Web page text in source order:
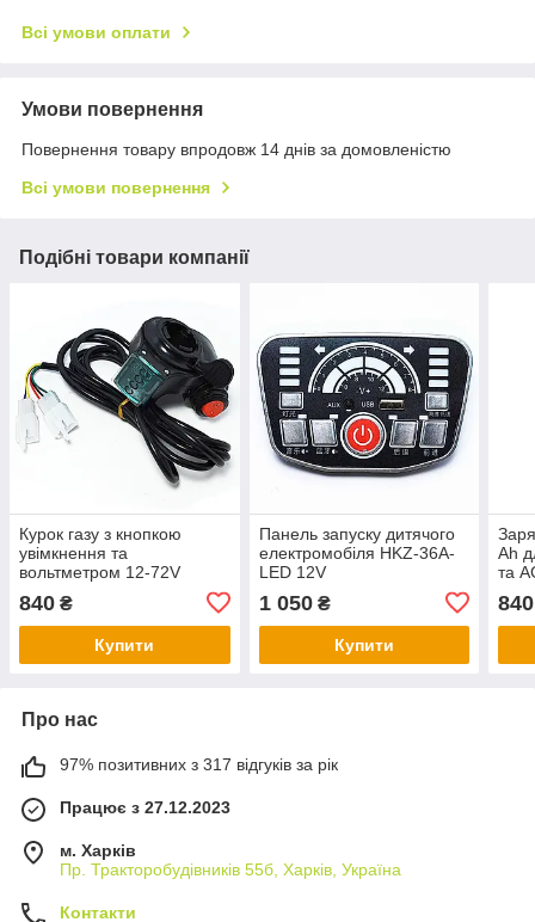
Всі умови оплати
Умови повернення
Повернення товару впродовж 14 днів за домовленістю
Всі умови повернення
Подібні товари компанії
Курок газу з кнопкою
увімкнення та
вольтметром 12-72V
840 ₴
Купити
Панель запуску дитячого
електромобіля HKZ-36A-
LED 12V
1 050₴
Купити
Ah
та
840
Про нас
97% позитивних з 317 відгуків за рік
Працює з 27.12.2023
м. Харків
Пр. Тракторобудiвникiв 55б, Харків, Україна
Контакти